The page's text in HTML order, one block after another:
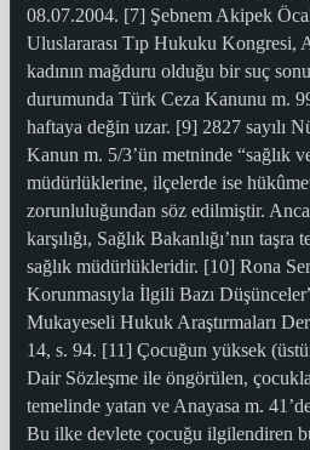
08.07.2004. [7] Şebnem Akipek
Uluslararası Tıp Hukuku Kongresi,
kadının mağduru olduğu bir suç
durumunda Türk Ceza Kanunu m.
haftaya değin uzar. [9] 2827 sayılı
Kanun m. 5/3’ün metninde “sağlık
müdürlüklerine, ilçelerde ise
zorunluluğundan söz edilmiştir.
karşılığı, Sağlık Bakanlığı’nın
sağlık müdürlükleridir. [10] Rona
Korunmasıyla İlgili Bazı
Mukayeseli Hukuk Araştırmaları
14, s. 94. [11] Çocuğun yüksek
Dair Sözleşme ile öngörülen,
temelinde yatan ve Anayasa m.
Bu ilke devlete çocuğu ilgilendiren